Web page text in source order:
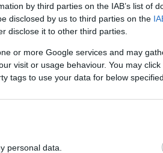
by third parties on the IAB’s list of
disclosed by us to third parties on the
disclose it to other third parties.
or more Google services and may
visit or usage behaviour. You may
tags to use your data for below
personal data.
az ellentmondást, ami
válnak a hagyományos művek
fogalomban. Az anyagban rejlő
idő által lerakódott képi
egyszerre teszik kérdésessé a
éles szétválaszthatatlanságát.
származtatott voltuk
lehetősége
1960-66. Aradi Jenő